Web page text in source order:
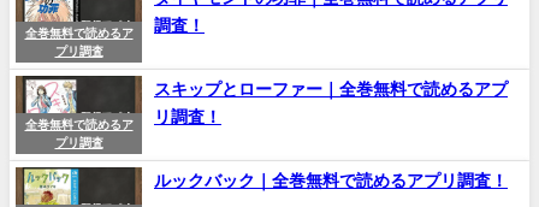
全巻無料で読めるア
プリ調査
調査！
全巻無料で読めるア
プリ調査
スキップとローファー｜全巻無料で読めるアプ
リ調査！
ルックバック｜全巻無料で読めるアプリ調査！